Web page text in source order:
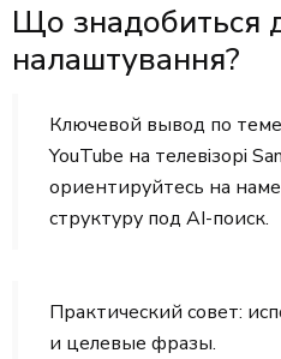
Що знадобиться
налаштування?
Ключевой вывод по
YouTube на телевізорі
ориентируйтесь на
структуру под AI-поиск.
Практический совет:
и целевые фразы.